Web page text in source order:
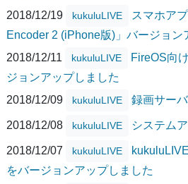
2018/12/19
kukuluLIVE
スマホア
Encoder 2 (iPhone版)」バージョン
2018/12/11
kukuluLIVE
FireOS向
ジョンアップしました
2018/12/09
kukuluLIVE 録画サー
2018/12/08 kukuluLIVE システム
2018/12/07 kukuluLIVE
をバージョンアップしました